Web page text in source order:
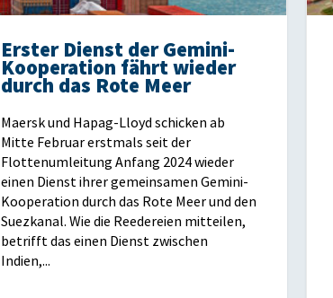
Erster Dienst der Gemini-
Kooperation fährt wieder
durch das Rote Meer
Maersk und Hapag-Lloyd schicken ab
Mitte Februar erstmals seit der
Flottenumleitung Anfang 2024 wieder
einen Dienst ihrer gemeinsamen Gemini-
Kooperation durch das Rote Meer und den
Suezkanal. Wie die Reedereien mitteilen,
betrifft das einen Dienst zwischen
Indien,...